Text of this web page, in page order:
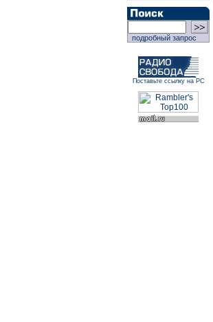
подробный запрос
Поставьте ссылку на РС